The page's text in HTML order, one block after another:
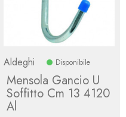
Aldeghi Disponibile
Mensola Gancio U
Soffitto Cm 13 4120
Al